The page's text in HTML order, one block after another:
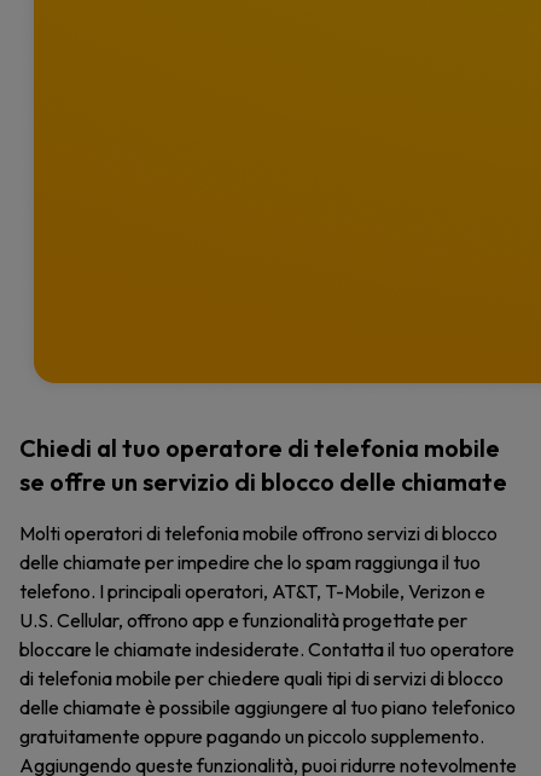
Chiedi al tuo operatore di telefonia mobile
se offre un servizio di blocco delle chiamate
Molti operatori di telefonia mobile offrono servizi di blocco
delle chiamate per impedire che lo spam raggiunga il tuo
telefono. I principali operatori, AT&T, T-Mobile, Verizon e
U.S. Cellular, offrono app e funzionalità progettate per
bloccare le chiamate indesiderate. Contatta il tuo operatore
di telefonia mobile per chiedere quali tipi di servizi di blocco
delle chiamate è possibile aggiungere al tuo piano telefonico
gratuitamente oppure pagando un piccolo supplemento.
Aggiungendo queste funzionalità, puoi ridurre notevolmente